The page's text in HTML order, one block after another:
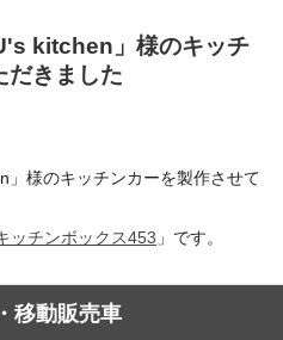
kitchen」様のキッチ
だきました
」様のキッチンカーを製作させて
ッチンボックス453 」です。
移動販売車